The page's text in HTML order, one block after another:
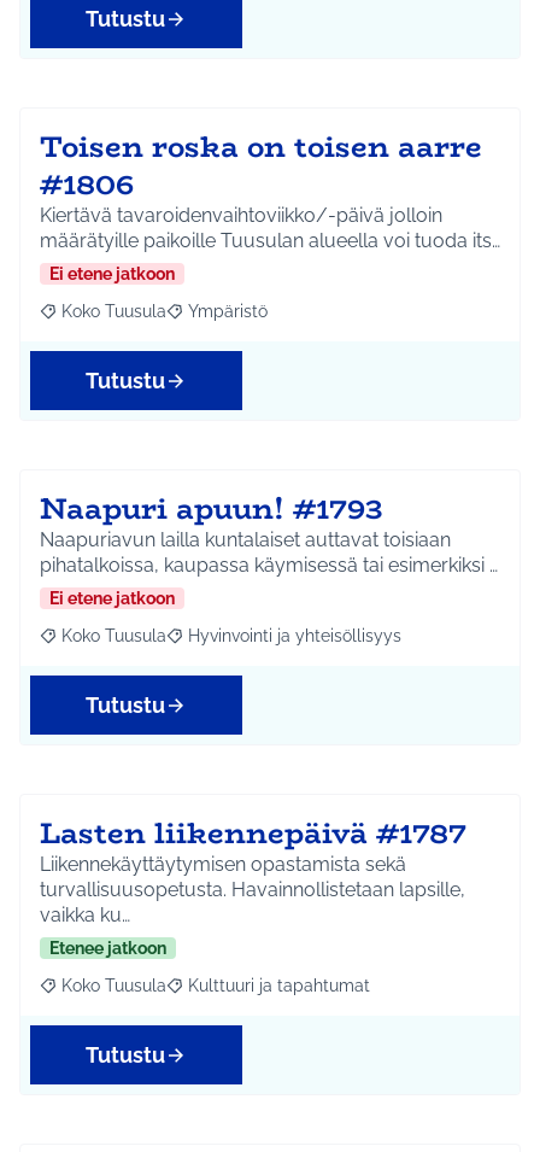
Tutustu
Toisen roska on toisen aarre
#1806
Kiertävä tavaroidenvaihtoviikko/-päivä jolloin
määrätyille paikoille Tuusulan alueella voi tuoda its…
Ei etene jatkoon
Rajaa tulokset aihepiirin mukaan: Koko Tuusula
Koko Tuusula Rajaa tulokset teeman mukaan: Ympäristö
Ympäristö
Tutustu
Naapuri apuun! #1793
Naapuriavun lailla kuntalaiset auttavat toisiaan
pihatalkoissa, kaupassa käymisessä tai esimerkiksi …
Ei etene jatkoon
Rajaa tulokset aihepiirin mukaan: Koko Tuusula
Koko Tuusula Rajaa tulokset teeman mukaan: Hyvinvointi ja
Hyvinvointi ja yhteisöllisyys
Tutustu
Lasten liikennepäivä #1787
Liikennekäyttäytymisen opastamista sekä
turvallisuusopetusta. Havainnollistetaan lapsille,
vaikka ku…
Etenee jatkoon
Rajaa tulokset aihepiirin mukaan: Koko Tuusula
Koko Tuusula Rajaa tulokset teeman mukaan: Kulttuuri ja
Kulttuuri ja tapahtumat
Tutustu